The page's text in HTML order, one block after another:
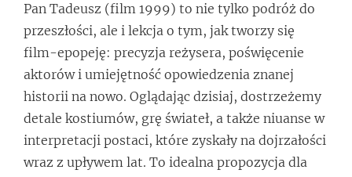
Pan Tadeusz (film 1999) to nie tylko podróż do
przeszłości, ale i lekcja o tym, jak tworzy się
film-epopeję: precyzja reżysera, poświęcenie
aktorów i umiejętność opowiedzenia znanej
historii na nowo. Oglądając dzisiaj, dostrzeżemy
detale kostiumów, grę świateł, a także niuanse w
interpretacji postaci, które zyskały na dojrzałości
wraz z upływem lat. To idealna propozycja dla